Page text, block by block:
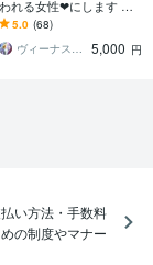
われる女性❤にします 貴
方の思い通りに望むまま
になる *・✨金星の女神の
秘術✨・*
5.0 (68)
ヴィーナス☆パワー
5,000 円
い方法・手数料
の制度やマナー